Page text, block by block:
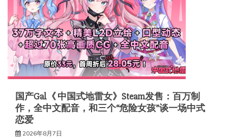
国产Gal《 中国式地雷女》Steam发售：百万制
作，全中文配音，和三个“危险女孩”谈一场中式
恋爱
2026年8月7日